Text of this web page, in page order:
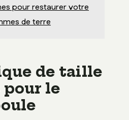
pour restaurer votre
de terre
de taille
pour le